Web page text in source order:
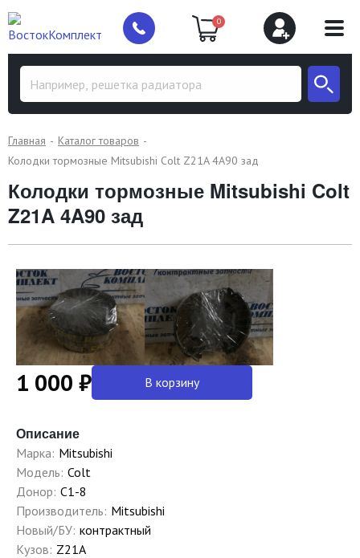
0
Главная
Каталог товаров
Колодки тормозные Mitsubishi Colt Z21A 4A90 зад
Колодки тормозные Mitsubishi Colt
Z21A 4A90 зад
1 000 ₽ В корзину
Описание
Марка: Mitsubishi
Модель: Colt
Донор: C1-8
Производитель: Mitsubishi
Новый/БУ: контрактный
Кузов: Z21A